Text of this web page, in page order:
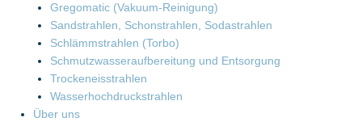
Gregomatic (Vakuum-Reinigung)
Sandstrahlen, Schon­strahlen, Sodastrahlen
Schlämmstrahlen (Torbo)
Schmutzwasser­aufbereitung und Entsorgung
Trockeneisstrahlen
Wasserhochdruck­strahlen
Über uns